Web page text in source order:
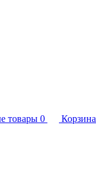
товары 0 Корзина